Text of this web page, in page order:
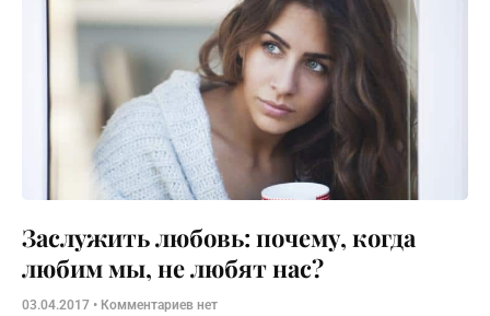
Заслужить любовь: почему, когда
любим мы, не любят нас?
03.04.2017 Комментариев нет